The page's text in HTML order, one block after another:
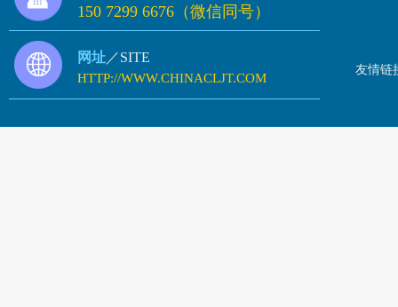
150 7299 6676（微信同号）
网址 ／SITE
HTTP://WWW.CHINACLJT.COM
友情链